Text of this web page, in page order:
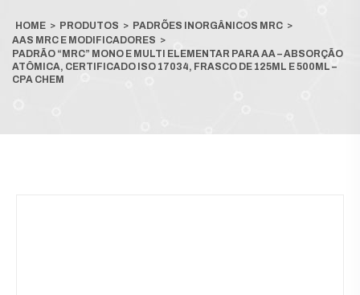
HOME > PRODUTOS > PADRÕES INORGÂNICOS MRC >
AAS MRC E MODIFICADORES >
PADRÃO “MRC” MONO E MULTI ELEMENTAR PARA AA – ABSORÇÃO
ATÔMICA, CERTIFICADO ISO 17034, FRASCO DE 125ML E 500ML –
CPA CHEM